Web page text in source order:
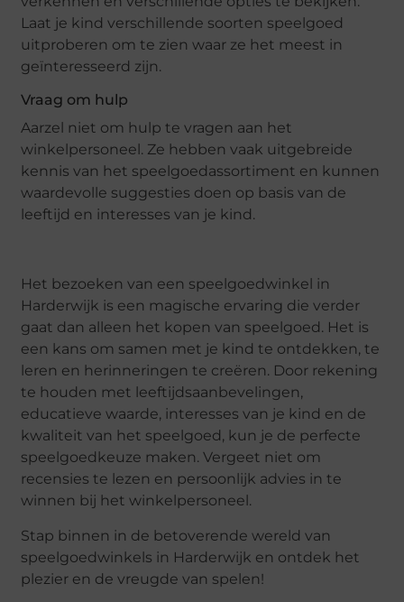
Laat je kind verschillende soorten speelgoed
uitproberen om te zien waar ze het meest in
geïnteresseerd zijn.
Vraag om hulp
Aarzel niet om hulp te vragen aan het
winkelpersoneel. Ze hebben vaak uitgebreide
kennis van het speelgoedassortiment en kunnen
waardevolle suggesties doen op basis van de
leeftijd en interesses van je kind.
Het bezoeken van een speelgoedwinkel in
Harderwijk is een magische ervaring die verder
gaat dan alleen het kopen van speelgoed. Het is
een kans om samen met je kind te ontdekken, te
leren en herinneringen te creëren. Door rekening
te houden met leeftijdsaanbevelingen,
educatieve waarde, interesses van je kind en de
kwaliteit van het speelgoed, kun je de perfecte
speelgoedkeuze maken. Vergeet niet om
recensies te lezen en persoonlijk advies in te
winnen bij het winkelpersoneel.
Stap binnen in de betoverende wereld van
speelgoedwinkels in Harderwijk en ontdek het
plezier en de vreugde van spelen!